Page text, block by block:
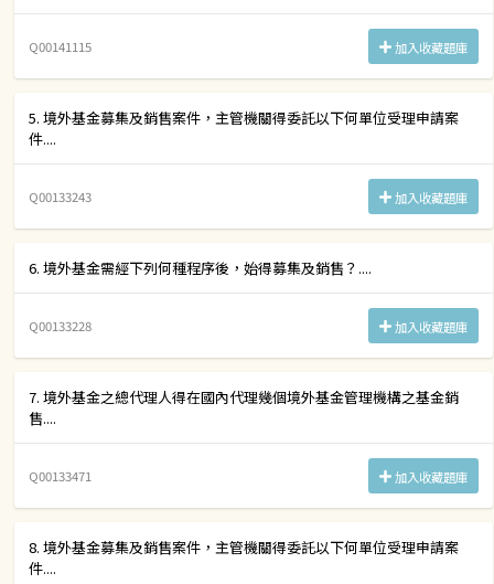
Q00141115 加入收藏題庫
5. 境外基金募集及銷售案件，主管機關得委託以下何單位受理申請案
件....
Q00133243 加入收藏題庫
6. 境外基金需經下列何種程序後，始得募集及銷售？....
Q00133228 加入收藏題庫
7. 境外基金之總代理人得在國內代理幾個境外基金管理機構之基金銷
售....
Q00133471 加入收藏題庫
8. 境外基金募集及銷售案件，主管機關得委託以下何單位受理申請案
件....